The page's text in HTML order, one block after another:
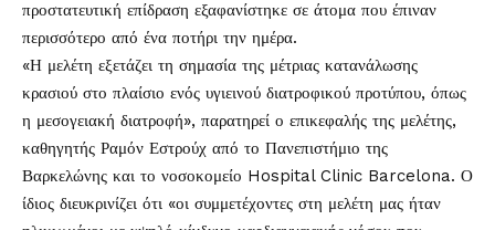
προστατευτική επίδραση εξαφανίστηκε σε άτομα που έπιναν
περισσότερο από ένα ποτήρι την ημέρα.
«Η μελέτη εξετάζει τη σημασία της μέτριας κατανάλωσης
κρασιού στο πλαίσιο ενός υγιεινού διατροφικού προτύπου, όπως
η μεσογειακή διατροφή», παρατηρεί ο επικεφαλής της μελέτης,
καθηγητής Ραμόν Εστρούχ από το Πανεπιστήμιο της
Βαρκελώνης και το νοσοκομείο Hospital Clinic Barcelona. Ο
ίδιος διευκρινίζει ότι «οι συμμετέχοντες στη μελέτη μας ήταν